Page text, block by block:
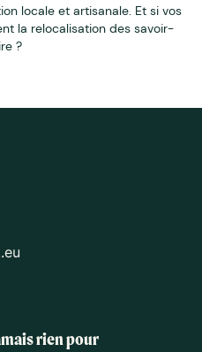
locale et artisanale. Et si vos
la relocalisation des savoir-
?
rien pour